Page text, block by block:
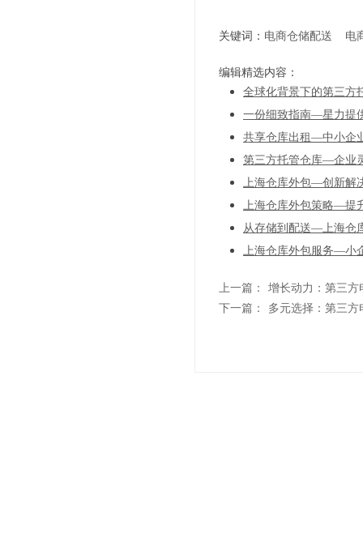
关键词： 电商仓储配送 电
编辑精选内容：
全球化背景下的第三方
一份细致指南—星力提
共享仓库出租—中小企
第三方托管仓库—企业
上海仓库外包—创新解
上海仓库外包策略—提
从存储到配送—上海仓
上海仓库外包服务—小
上一篇：
增长动力：第三方
下一篇：
多元选择：第三